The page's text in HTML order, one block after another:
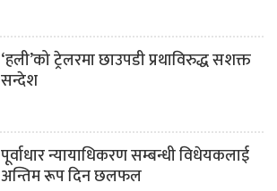
‘हली’को ट्रेलरमा छाउपडी प्रथाविरुद्ध सशक्त
सन्देश
पूर्वाधार न्यायाधिकरण सम्बन्धी विधेयकलाई
अन्तिम रूप दिन छलफल